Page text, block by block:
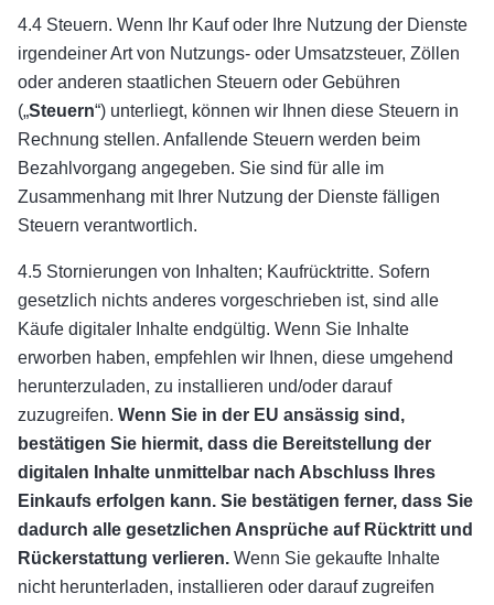
4.4 Steuern. Wenn Ihr Kauf oder Ihre Nutzung der Dienste
irgendeiner Art von Nutzungs- oder Umsatzsteuer, Zöllen
oder anderen staatlichen Steuern oder Gebühren
(„Steuern“) unterliegt, können wir Ihnen diese Steuern in
Rechnung stellen. Anfallende Steuern werden beim
Bezahlvorgang angegeben. Sie sind für alle im
Zusammenhang mit Ihrer Nutzung der Dienste fälligen
Steuern verantwortlich.
4.5 Stornierungen von Inhalten; Kaufrücktritte. Sofern
gesetzlich nichts anderes vorgeschrieben ist, sind alle
Käufe digitaler Inhalte endgültig. Wenn Sie Inhalte
erworben haben, empfehlen wir Ihnen, diese umgehend
herunterzuladen, zu installieren und/oder darauf
zuzugreifen. Wenn Sie in der EU ansässig sind,
bestätigen Sie hiermit, dass die Bereitstellung der
digitalen Inhalte unmittelbar nach Abschluss Ihres
Einkaufs erfolgen kann. Sie bestätigen ferner, dass Sie
dadurch alle gesetzlichen Ansprüche auf Rücktritt und
Rückerstattung verlieren. Wenn Sie gekaufte Inhalte
nicht herunterladen, installieren oder darauf zugreifen